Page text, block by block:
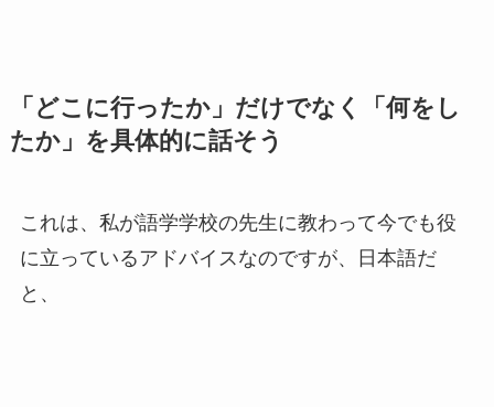
「どこに行ったか」だけでなく「何をし
たか」を具体的に話そう
これは、私が語学学校の先生に教わって今でも役
に立っているアドバイスなのですが、日本語だ
と、